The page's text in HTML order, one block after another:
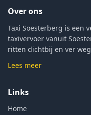
Over ons
Taxi Soesterberg is een
taxivervoer vanuit
ritten dichtbij en ver
Lees meer
Links
Home